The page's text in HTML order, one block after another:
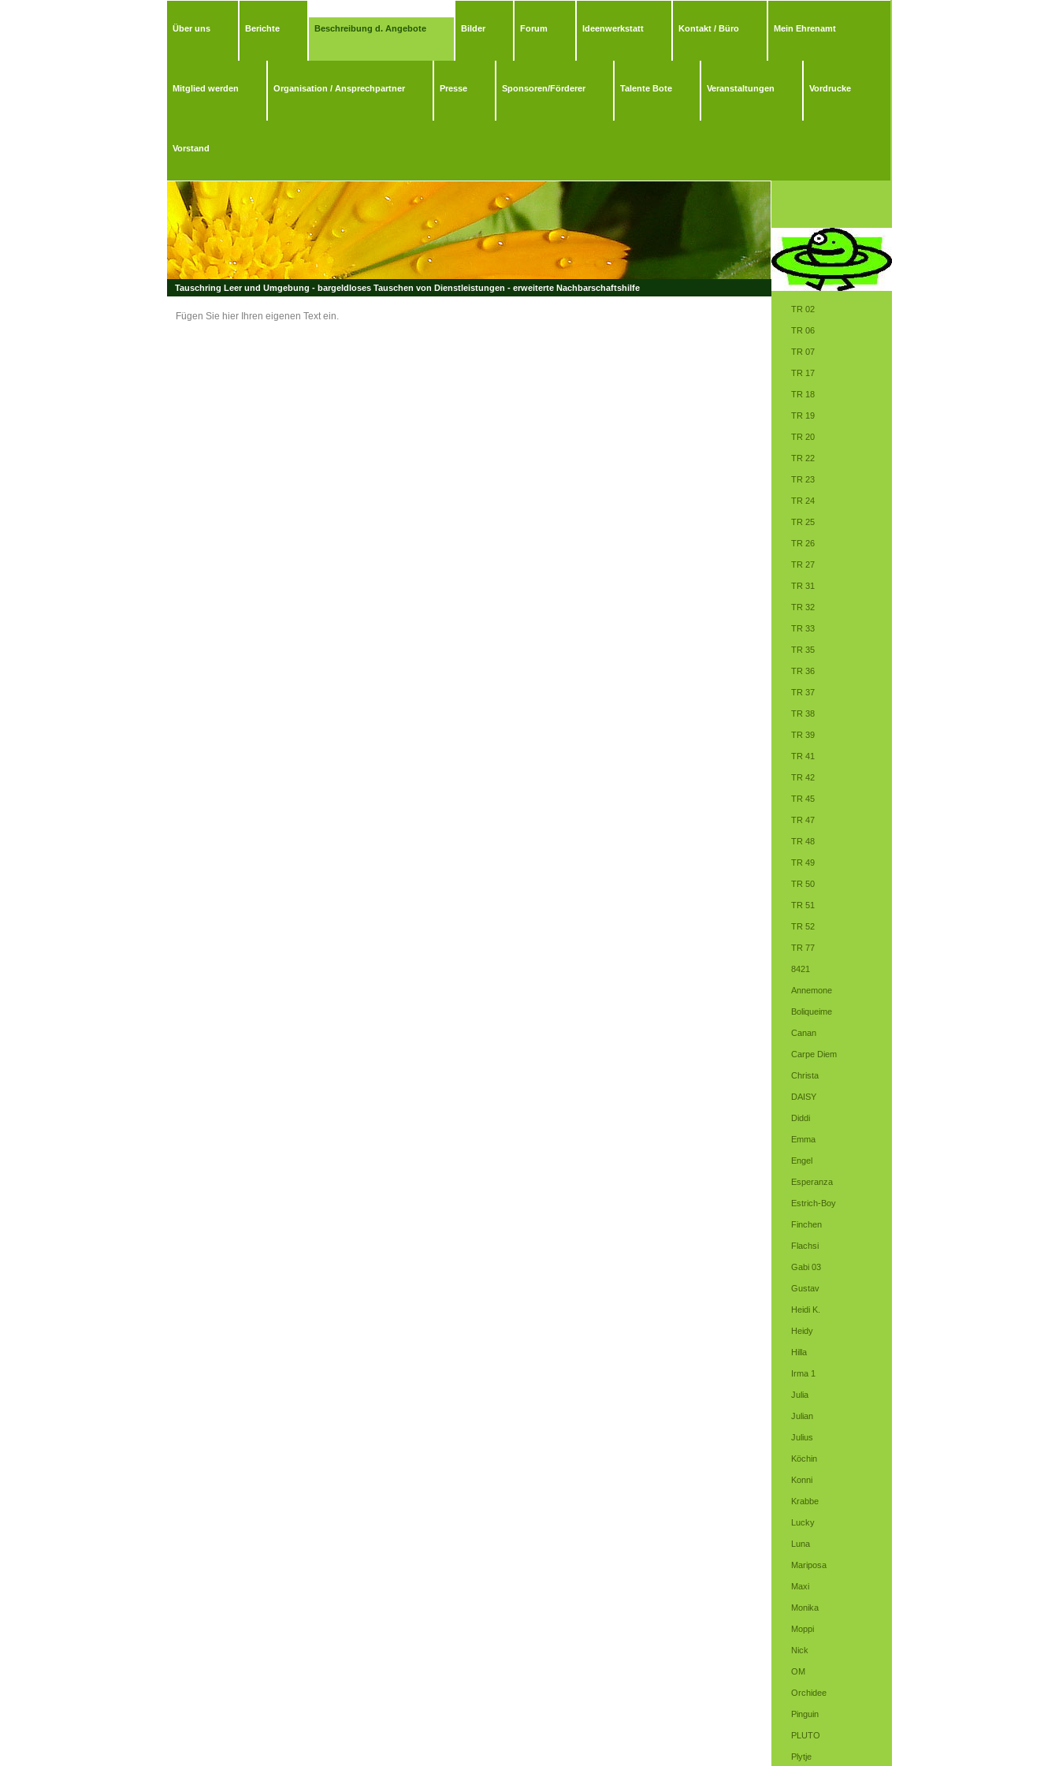
Über uns Berichte Beschreibung d. Angebote Bilder Forum Ideenwerkstatt Kontakt / Büro Mein Ehrenamt
Mitglied werden Organisation / Ansprechpartner Presse Sponsoren/Förderer Talente Bote Veranstaltungen Vordrucke
Vorstand
Tauschring Leer und Umgebung - bargeldloses Tauschen von Dienstleistungen - erweiterte Nachbarschaftshilfe
Fügen Sie hier Ihren eigenen Text ein.
TR 02
TR 06
TR 07
TR 17
TR 18
TR 19
TR 20
TR 22
TR 23
TR 24
TR 25
TR 26
TR 27
TR 31
TR 32
TR 33
TR 35
TR 36
TR 37
TR 38
TR 39
TR 41
TR 42
TR 45
TR 47
TR 48
TR 49
TR 50
TR 51
TR 52
TR 77
8421
Annemone
Boliqueime
Canan
Carpe Diem
Christa
DAISY
Diddi
Emma
Engel
Esperanza
Estrich-Boy
Finchen
Flachsi
Gabi 03
Gustav
Heidi K.
Heidy
Hilla
Irma 1
Julia
Julian
Julius
Köchin
Konni
Krabbe
Lucky
Luna
Mariposa
Maxi
Monika
Moppi
Nick
OM
Orchidee
Pinguin
PLUTO
Plytje